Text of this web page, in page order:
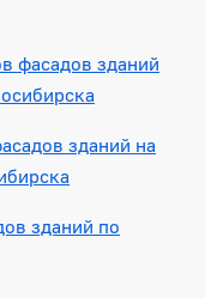
фасадов зданий
зданий на
зданий по